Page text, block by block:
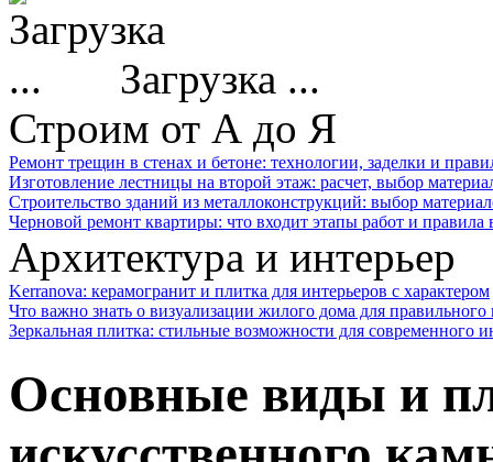
Загрузка ...
Строим от А до Я
Ремонт трещин в стенах и бетоне: технологии, заделки и
Изготовление лестницы на второй этаж: расчет, выбор
Строительство зданий из металлоконструкций: выбор
Черновой ремонт квартиры: что входит этапы работ и
Архитектура и интерьер
Kerranova: керамогранит и плитка для интерьеров с характером
Что важно знать о визуализации жилого дома для
Зеркальная плитка: стильные возможности для современного
Основные виды и